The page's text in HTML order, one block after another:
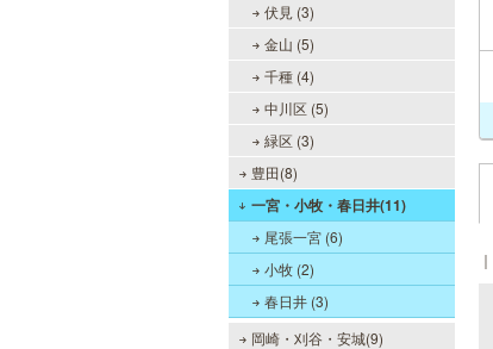
伏見 (3)
金山 (5)
千種 (4)
中川区 (5)
緑区 (3)
豊田(8)
一宮・小牧・春日井(11)
尾張一宮 (6)
小牧 (2)
春日井 (3)
岡崎・刈谷・安城(9)
｜